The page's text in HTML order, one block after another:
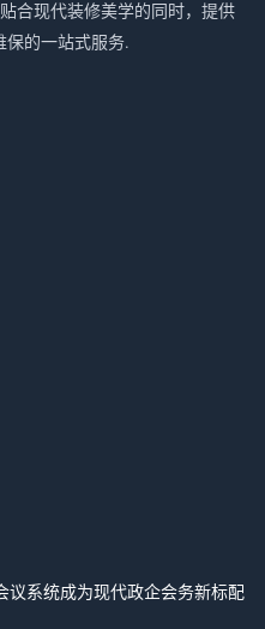
合现代装修美学的同时，提供
保的一站式服务.
议系统成为现代政企会务新标配